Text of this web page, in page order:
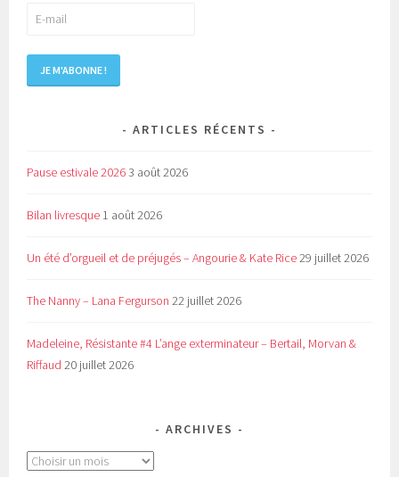
ARTICLES RÉCENTS
Pause estivale 20263 août 2026
Bilan livresque 1 août 2026
Un été d’orgueil et de préjugés – Angourie & Kate Rice29 juillet 2026
The Nanny – Lana Fergurson 22 juillet 2026
Madeleine, Résistante #4 L’ange exterminateur – Bertail, Morvan &
Riffaud 20 juillet 2026
ARCHIVES
Archives